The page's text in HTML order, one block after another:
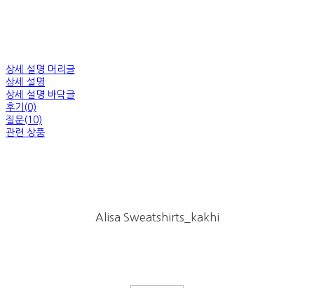
상세 설명 머리글
상세 설명
상세 설명 바닥글
후기(0)
질문(10)
관련 상품
Alisa Sweatshirts_kakhi